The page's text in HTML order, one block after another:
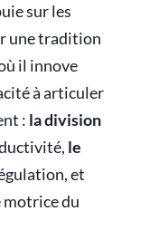
sur les
une tradition
il innove
à articuler
: la division
le
et
motrice du